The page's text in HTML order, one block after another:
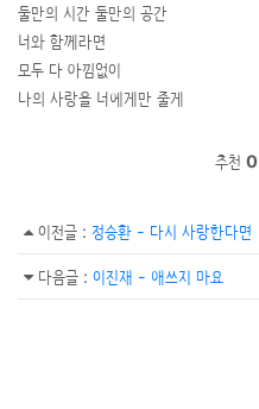
둘만의 시간 둘만의 공간
너와 함께라면
모두 다 아낌없이
나의 사랑을 너에게만 줄게
추천 0
이전글 : 정승환 - 다시 사랑한다면
다음글 : 이진재 - 애쓰지 마요